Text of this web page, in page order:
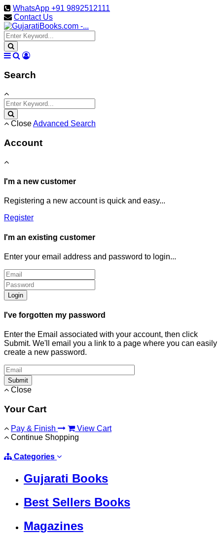
WhatsApp +91 9892512111
Contact Us
Search
CloseAdvanced Search
Account
I'm a new customer
Registering a new account is quick and easy...
Register
I'm an existing customer
Enter your email address and password to login...
Login
I've forgotten my password
Enter the Email associated with your account, then click
Submit. We'll email you a link to a page where you can easily
create a new password.
Submit
Close
Your Cart
Pay & Finish
View Cart
Continue Shopping
Categories
Gujarati Books
Best Sellers Books
Magazines